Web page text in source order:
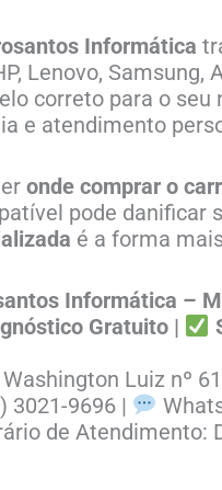
Informática
Lenovo,
correto para o
e atendimento
onde comprar o
pode danificar
é a forma
Informática –
Gratuito |
Washington Luiz nº
3021-9696 |
de Atendimento: